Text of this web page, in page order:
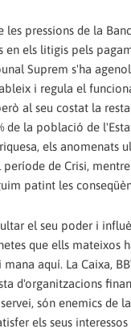
pressions de la
en els litigis pels
Suprem s'ha
i regula el
al seu costat la
de la població de
els anomenats
de Crisi,
patint les
el seu poder i
que ells mateixos
aquí. La Caixa,
d'organitzacions
són enemics de
els seus